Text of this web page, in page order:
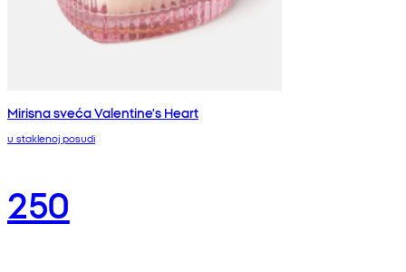
Mirisna sveća Valentine's Heart
u staklenoj posudi
250